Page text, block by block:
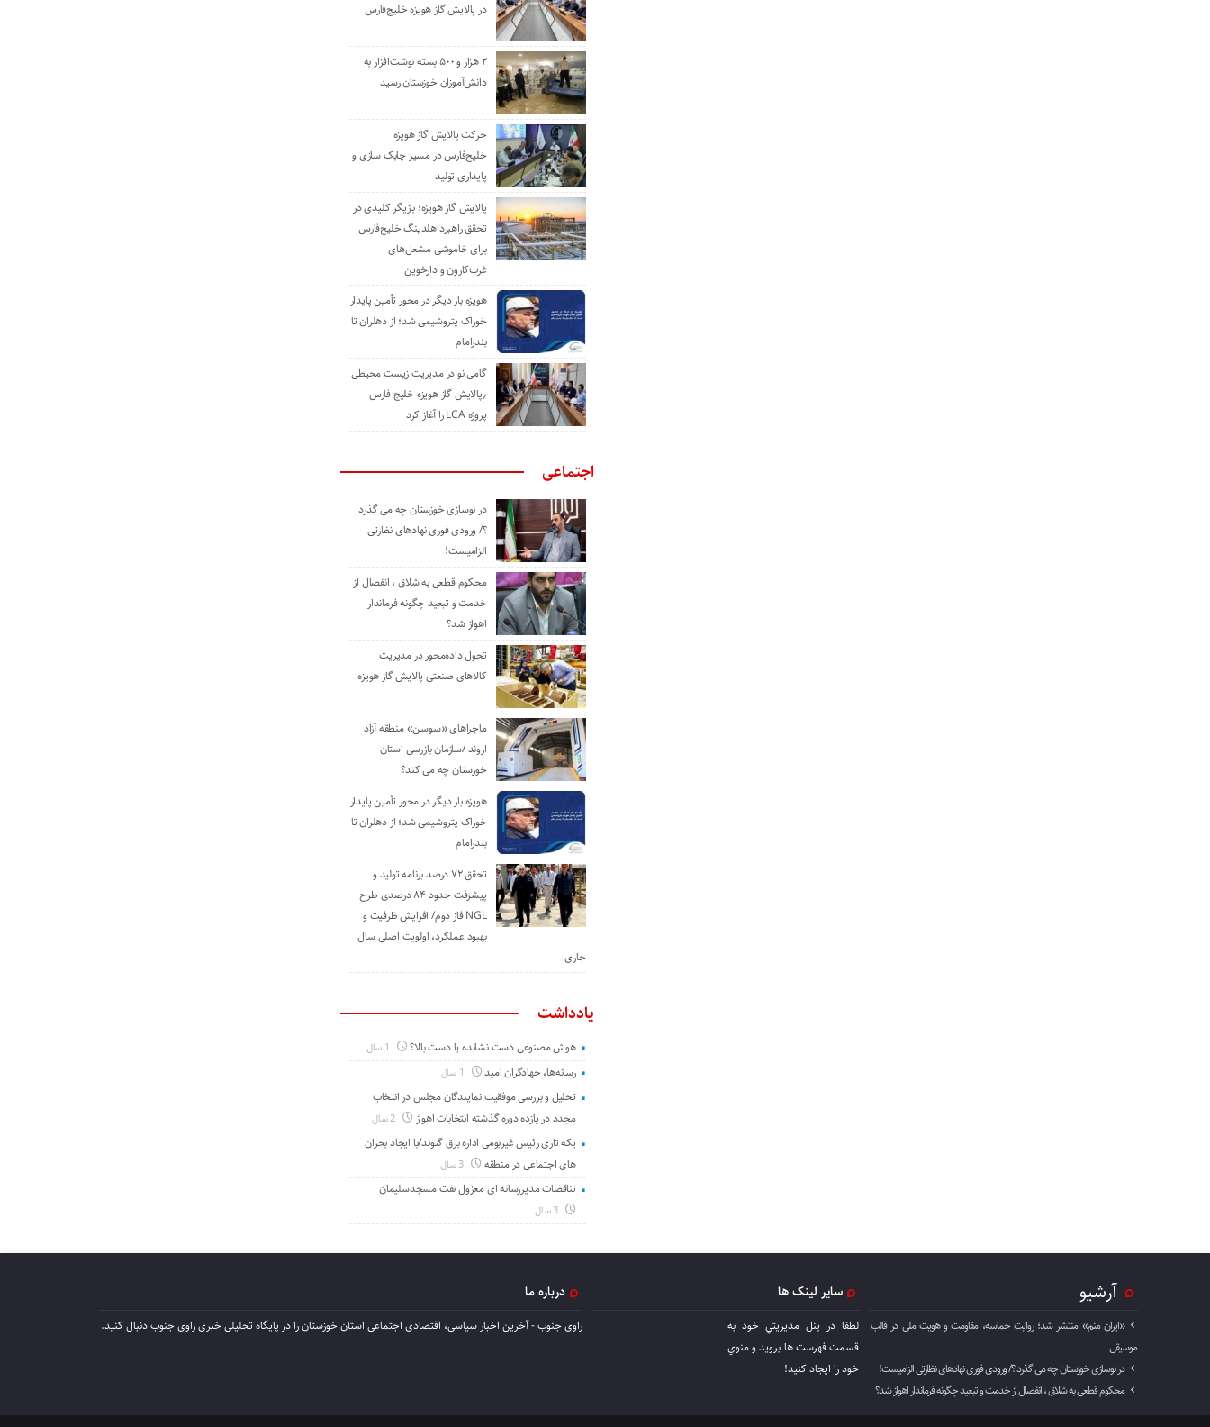
در پالایش گاز هویزه خلیج‌فارس
۲ هزار و ۵۰۰ بسته نوشت‌افزار به
دانش‌آموزان خوزستان رسید
حرکت پالایش گاز هویزه
خلیج‌فارس در مسیر چابک سازی و
پایداری تولید
پالایش گاز هویزه؛ بازیگر کلیدی در
تحقق راهبرد هلدینگ خلیج‌فارس
برای خاموشی مشعل‌های
غرب‌کارون و دارخوین
هویزه بار دیگر در محور تأمین پایدار
خوراک پتروشیمی شد؛ از دهلران تا
بندرامام
گامی نو در مدیریت زیست ‌محیطی
٫پالایش گاز هویزه خلیج ‌فارس
پروژه LCA را آغاز کرد
اجتماعی
در نوسازی خوزستان چه می گذرد
؟/ ورودی فوری نهادهای نظارتی
الزامیست!
محکوم قطعی به شلاق ، انفصال از
خدمت و تبعید چگونه فرماندار
اهواز شد؟
تحول داده‌محور در مدیریت
کالاهای صنعتی پالایش گاز هویزه
ماجراهای «سوسن» منطقه آزاد
اروند /سازمان بازرسی استان
خوزستان چه می کند؟
هویزه بار دیگر در محور تأمین پایدار
خوراک پتروشیمی شد؛ از دهلران تا
بندرامام
تحقق ۷۲ درصد برنامه تولید و
پیشرفت حدود ۸۴ درصدی طرح
NGL فاز دوم/ افزایش ظرفیت و
بهبود عملکرد، اولویت اصلی سال
جاری
یادداشت
هوش مصنوعی دست نشانده یا دست بالا؟
رسانه‌ها، جهادگران امید
تحلیل و بررسی موفقیت نمایندگان مجلس در انتخاب
مجدد در یازده دوره گذشته انتخابات اهواز
یکه تازی رئیس غیربومی اداره برق گتوند/با ایجاد بحران
های اجتماعی در منطقه
تناقضات مدیررسانه ای معزول نفت مسجدسلیمان
آرشیو
«ایران منم» منتشر شد؛ روایت حماسه، مقاومت و هویت ملی در قالب
موسیقی
در نوسازی خوزستان چه می گذرد ؟/ ورودی فوری نهادهای نظارتی الزامیست!
محکوم قطعی به شلاق ، انفصال از خدمت و تبعید چگونه فرماندار اهواز شد؟
سایر لینک ها
لطفا در پنل مديريتي خود به
قسمت فهرست ها برويد و منوي
خود را ايجاد كنيد!
درباره ما
راوی جنوب - آخرین اخبار سیاسی، اقتصادی اجتماعی استان خوزستان را در پایگاه تحلیلی خبری راوی جنوب دنبال کنید.